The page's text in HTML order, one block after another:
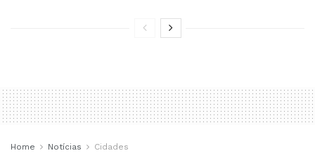
Home Notícias Cidades